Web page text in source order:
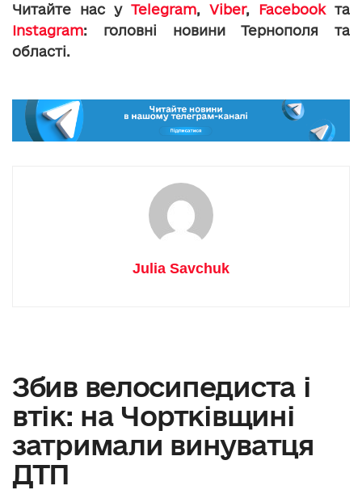
Читайте нас у Telegram, Viber, Facebookта
Instagram: головні новини Тернополя та
області.
Julia Savchuk
Збив велосипедиста і
втік: на Чортківщині
затримали винуватця
ДТП